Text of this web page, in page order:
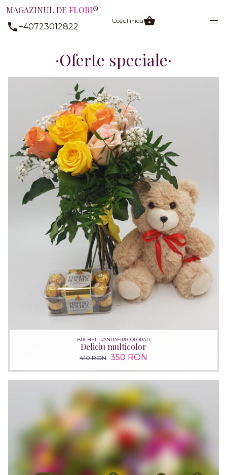
MAGAZINUL DE FLORI®
+40723012822
Coșul meu
Oferte speciale
BUCHET TRANDAFIRI COLORATI
Deliciu multicolor
410 RON 350 RON